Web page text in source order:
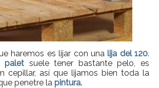
haremos es lijar con una lija del 120.
paletsuele tener bastante pelo, es
cepillar, así que lijamos bien toda la
penetre la pintura.